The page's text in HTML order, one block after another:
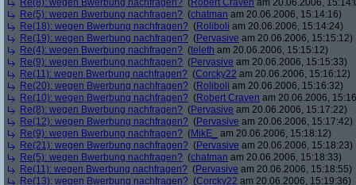
Re(8): wegen Bwerbung nachfragen? (Robert Craven am 20.06.2006,
Re(5): wegen Bwerbung nachfragen? (chatman am 20.06.2006, 15:14:16)
Re(18): wegen Bwerbung nachfragen? (Roliboli am 20.06.2006, 15:14:24)
Re(19): wegen Bwerbung nachfragen? (Pervasive am 20.06.2006, 15:15:12)
Re(4): wegen Bwerbung nachfragen? (teleth am 20.06.2006, 15:15:12)
Re(9): wegen Bwerbung nachfragen? (Pervasive am 20.06.2006, 15:15:33)
Re(11): wegen Bwerbung nachfragen? (Corcky22 am 20.06.2006, 15:16:12)
Re(20): wegen Bwerbung nachfragen? (Roliboli am 20.06.2006, 15:16:32)
Re(10): wegen Bwerbung nachfragen? (Robert Craven am 20.06.2006,
Re(8): wegen Bwerbung nachfragen? (Pervasive am 20.06.2006, 15:17:22)
Re(12): wegen Bwerbung nachfragen? (Pervasive am 20.06.2006, 15:17:42)
Re(9): wegen Bwerbung nachfragen? (MikE_
am 20.06.2006, 15:18:12)
Re(21): wegen Bwerbung nachfragen? (Pervasive am 20.06.2006, 15:18:23)
Re(5): wegen Bwerbung nachfragen? (chatman am 20.06.2006, 15:18:33)
Re(11): wegen Bwerbung nachfragen? (Pervasive am 20.06.2006, 15:18:55)
Re(13): wegen Bwerbung nachfragen? (Corcky22 am 20.06.2006, 15:19:36)